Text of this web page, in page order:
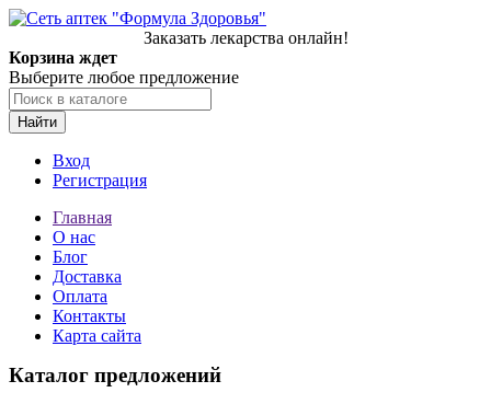
Заказать лекарства онлайн!
Корзина ждет
Выберите любое предложение
Найти
Вход
Регистрация
Главная
О нас
Блог
Доставка
Оплата
Контакты
Карта сайта
Каталог предложений